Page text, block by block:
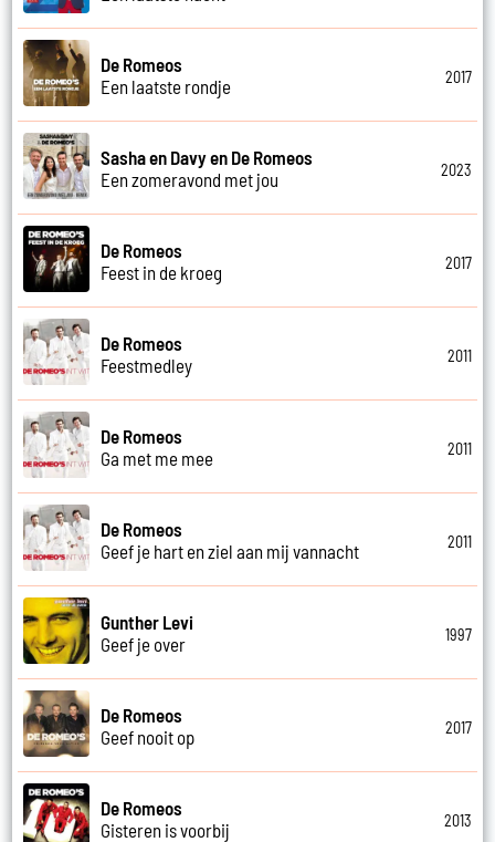
De Romeos
Een laatste rondje
2017
Sasha en Davy en De Romeos
Een zomeravond met jou
2023
De Romeos
Feest in de kroeg
2017
De Romeos
Feestmedley
2011
De Romeos
Ga met me mee
2011
De Romeos
Geef je hart en ziel aan mij vannacht
2011
Gunther Levi
Geef je over
1997
De Romeos
Geef nooit op
2017
De Romeos
Gisteren is voorbij
2013